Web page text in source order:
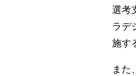
選考
ラデ
施す
また